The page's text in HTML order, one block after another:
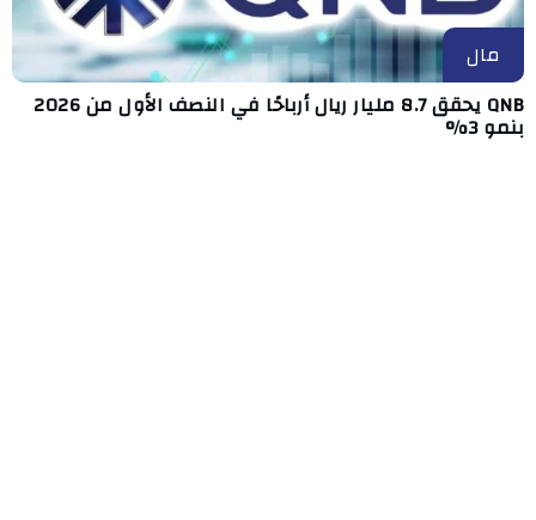
مال
QNB يحقق 8.7 مليار ريال أرباحًا في النصف الأول من 2026
بنمو 3%